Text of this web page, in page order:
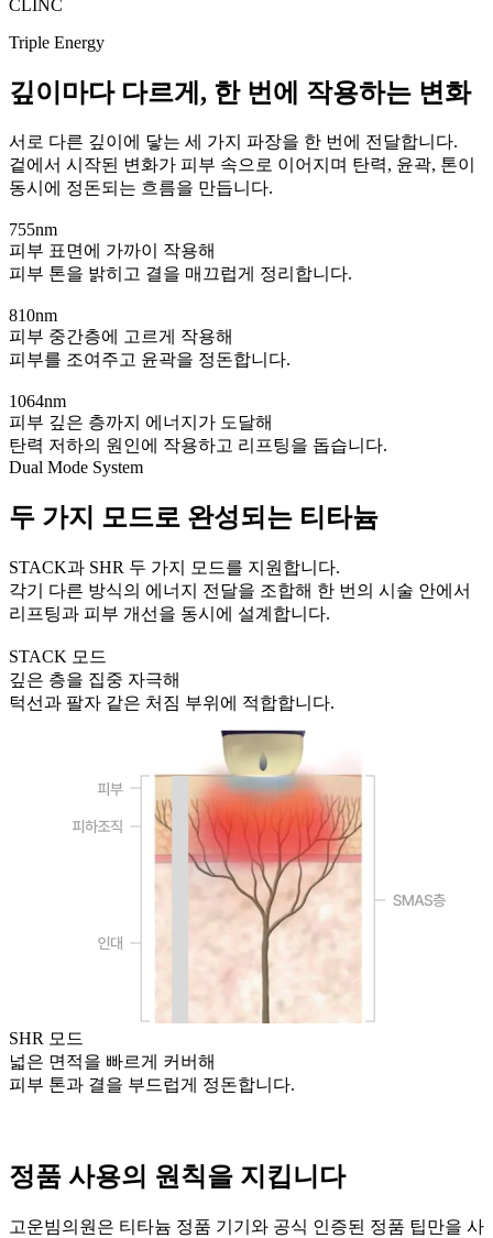
CLINC
Triple Energy
깊이마다 다르게, 한 번에 작용하는 변화
서로 다른 깊이에 닿는 세 가지 파장을 한 번에 전달합니다.
겉에서 시작된 변화가 피부 속으로 이어지며 탄력, 윤곽, 톤이
동시에 정돈되는 흐름을 만듭니다.
755nm
피부 표면에 가까이 작용해
피부 톤을 밝히고 결을 매끄럽게 정리합니다.
810nm
피부 중간층에 고르게 작용해
피부를 조여주고 윤곽을 정돈합니다.
1064nm
피부 깊은 층까지 에너지가 도달해
탄력 저하의 원인에 작용하고 리프팅을 돕습니다.
Dual Mode System
두 가지 모드로 완성되는 티타늄
STACK과 SHR 두 가지 모드를 지원합니다.
각기 다른 방식의 에너지 전달을 조합해 한 번의 시술 안에서
리프팅과 피부 개선을 동시에 설계합니다.
STACK 모드
깊은 층을 집중 자극해
턱선과 팔자 같은 처짐 부위에 적합합니다.
SHR 모드
넓은 면적을 빠르게 커버해
피부 톤과 결을 부드럽게 정돈합니다.
정품 사용의 원칙을 지킵니다
고운빔의원은 티타늄 정품 기기와 공식 인증된 정품 팁만을 사